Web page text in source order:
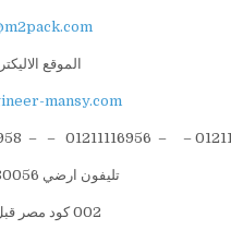
الموقع
mansy.com
تليفون ارضي 0225880056
002 كود مصر قبل الرقم